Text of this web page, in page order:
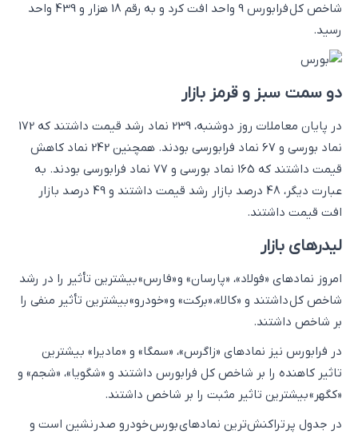
شاخص کل فرابورس 9 واحد افت کرد و به رقم 18 هزار و 439 واحد
رسید.
دو سمت سبز و قرمز بازار
در پایان معاملات ‌روز دوشنبه، 239 نماد رشد قیمت داشتند که 172
نماد بورسی و 67 نماد فرابورسی بودند. همچنین 242 نماد کاهش
قیمت داشتند که 165 نماد بورسی و 77 نماد فرابورسی بودند. به
عبارت دیگر، 48 درصد بازار رشد قیمت داشتند و 49 درصد بازار
افت قیمت داشتند.
لیدرهای بازار
امروز نمادهای «فولاد»، «پارسان» و «فارس» بیشترین تأثیر را در رشد
شاخص کل داشتند و «کالا»، «برکت» و «خودرو» بیشترین تأثیر منفی را
بر شاخص داشتند.
در فرابورس نیز نمادهای «زاگرس»، «سمگا» و «مادیرا» بیشترین
تاثیر کاهنده را بر شاخص کل فرابورس داشتند و «شگویا»، «شجم» و
«کگهر» بیشترین تاثیر مثبت را بر شاخص داشتند.
در جدول پرتراکنش‌ترین نمادهای بورس خودرو صدرنشین است و